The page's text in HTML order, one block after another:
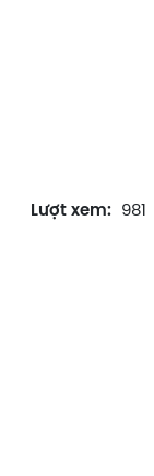
Lượt xem:
981